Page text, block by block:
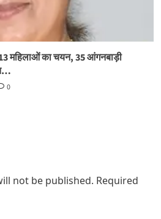
महिलाओं का चयन, 35 आंगनबाड़ी
0
not be published. Required